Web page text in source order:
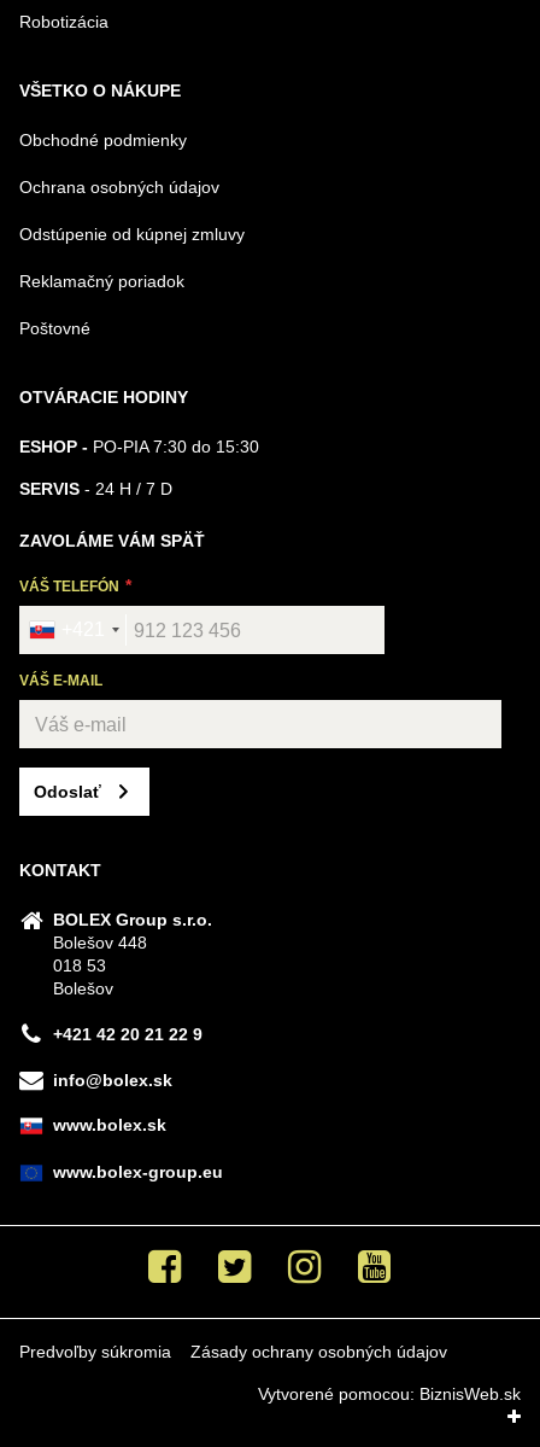
Robotizácia
VŠETKO O NÁKUPE
Obchodné podmienky
Ochrana osobných údajov
Odstúpenie od kúpnej zmluvy
Reklamačný poriadok
Poštovné
OTVÁRACIE HODINY
ESHOP - PO-PIA 7:30 do 15:30
SERVIS - 24 H / 7 D
ZAVOLÁME VÁM SPÄŤ
VÁŠ TELEFÓN
VÁŠ E-MAIL
Odoslať
KONTAKT
BOLEX Group s.r.o.
Bolešov 448
018 53
Bolešov
+421 42 20 21 22 9
info@bolex.sk
www.bolex.sk
www.bolex-group.eu
Facebook Twitter Instagram Youtube
Predvoľby súkromia Zásady ochrany osobných údajov
Vytvorené pomocou: BiznisWeb.sk